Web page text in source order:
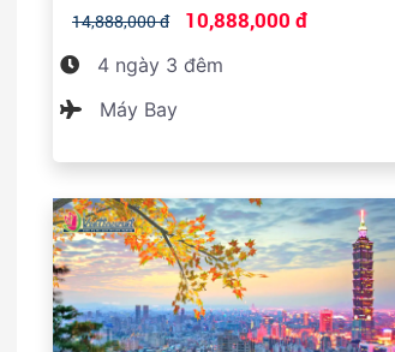
14,888,000 đ 10,888,000 đ
4 ngày 3 đêm
Máy Bay